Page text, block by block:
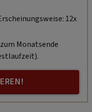
12x
Monatsende